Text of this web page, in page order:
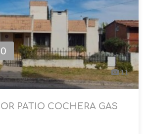
11
PATIO COCHERA GAS